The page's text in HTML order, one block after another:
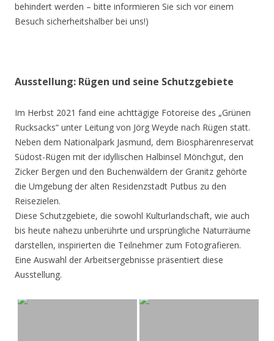
behindert werden – bitte informieren Sie sich vor einem
Besuch sicherheitshalber bei uns!)
Ausstellung: Rügen und seine Schutzgebiete
Im Herbst 2021 fand eine achttägige Fotoreise des „Grünen
Rucksacks“ unter Leitung von Jörg Weyde nach Rügen statt.
Neben dem Nationalpark Jasmund, dem Biosphärenreservat
Südost-Rügen mit der idyllischen Halbinsel Mönchgut, den
Zicker Bergen und den Buchenwäldern der Granitz gehörte
die Umgebung der alten Residenzstadt Putbus zu den
Reisezielen.
Diese Schutzgebiete, die sowohl Kulturlandschaft, wie auch
bis heute nahezu unberührte und ursprüngliche Naturräume
darstellen, inspirierten die Teilnehmer zum Fotografieren.
Eine Auswahl der Arbeitsergebnisse präsentiert diese
Ausstellung.